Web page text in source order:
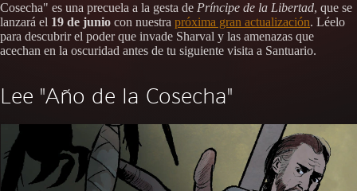
Cosecha" es una precuela a la gesta de Príncipe de la Libertad, que se
lanzará el 19 de junio con nuestra próxima gran actualización. Léelo
para descubrir el poder que invade Sharval y las amenazas que
acechan en la oscuridad antes de tu siguiente visita a Santuario.
Lee "Año de la Cosecha"